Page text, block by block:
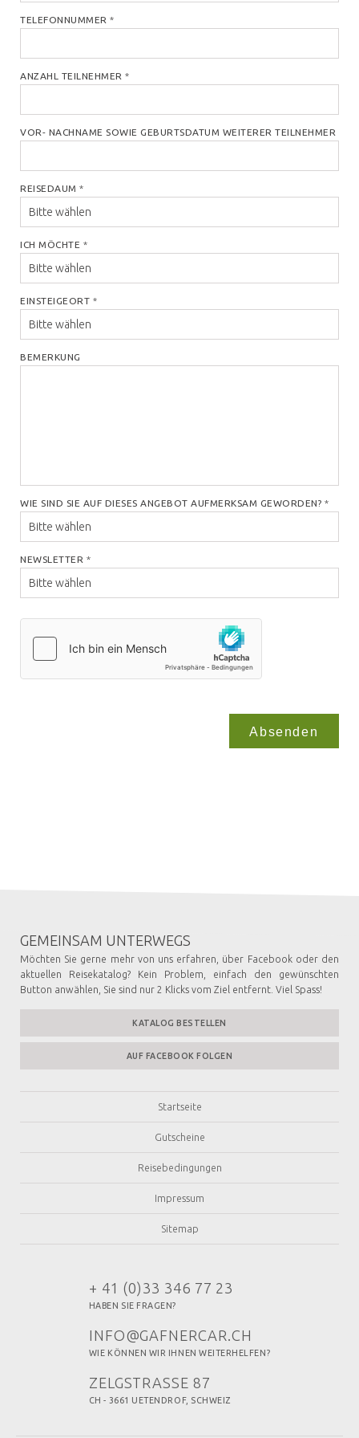
TELEFONNUMMER *
ANZAHL TEILNEHMER *
VOR- NACHNAME SOWIE GEBURTSDATUM WEITERER TEILNEHMER
REISEDAUM *
ICH MÖCHTE *
EINSTEIGEORT *
BEMERKUNG
WIE SIND SIE AUF DIESES ANGEBOT AUFMERKSAM GEWORDEN? *
NEWSLETTER *
Absenden
GEMEINSAM UNTERWEGS
Möchten Sie gerne mehr von uns erfahren, über Facebook oder den
aktuellen Reisekatalog? Kein Problem, einfach den gewünschten
Button anwählen, Sie sind nur 2 Klicks vom Ziel entfernt. Viel Spass!
KATALOG BESTELLEN
AUF FACEBOOK FOLGEN
Startseite
Gutscheine
Reisebedingungen
Impressum
Sitemap
+ 41 (0)33 346 77 23
HABEN SIE FRAGEN?
INFO@GAFNERCAR.CH
WIE KÖNNEN WIR IHNEN WEITERHELFEN?
ZELGSTRASSE 87
CH - 3661 UETENDROF, SCHWEIZ